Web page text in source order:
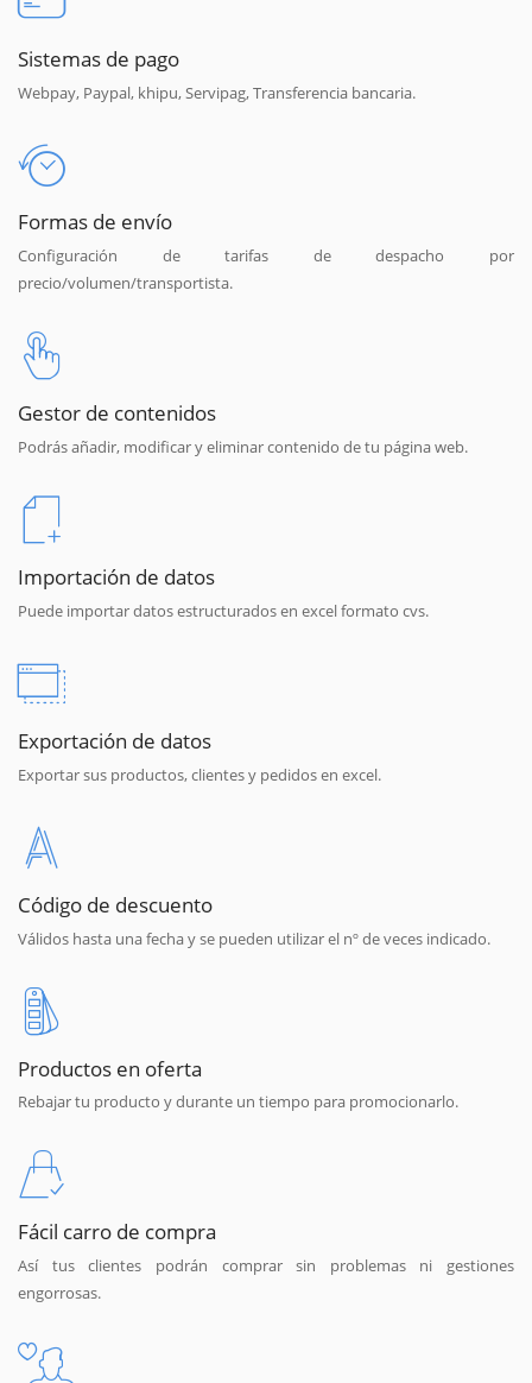
Sistemas de pago
Webpay, Paypal, khipu, Servipag, Transferencia bancaria.
Formas de envío
Configuración de tarifas de despacho por
precio/volumen/transportista.
Gestor de contenidos
Podrás añadir, modificar y eliminar contenido de tu página web.
Importación de datos
Puede importar datos estructurados en excel formato cvs.
Exportación de datos
Exportar sus productos, clientes y pedidos en excel.
Código de descuento
Válidos hasta una fecha y se pueden utilizar el nº de veces indicado.
Productos en oferta
Rebajar tu producto y durante un tiempo para promocionarlo.
Fácil carro de compra
Así tus clientes podrán comprar sin problemas ni gestiones
engorrosas.